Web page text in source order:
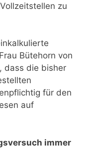
zu
Bütehorn von
dass die bisher
für den
auf
immer